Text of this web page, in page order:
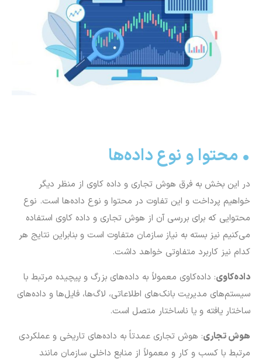
• محتوا و نوع داده‌ها
در این بخش به فرق هوش تجاری و داده کاوی از منظر دیگر
خواهیم پرداخت و این تفاوت در محتوا و نوع داده‌ها است. نوع
محتوایی که برای بررسی آن از هوش تجاری و داده کاوی استفاده
می‌کنیم نیز بسته به نیاز سازمان متفاوت است و بنابراین نتایج هر
کدام نیز کاربرد متفاوتی خواهد داشت.
داده‌کاوی: داده‌کاوی معمولاً به داده‌های بزرگ و پیچیده مرتبط با
سیستم‌های مدیریت بانک‌های اطلاعاتی، لاگ‌ها، فایل‌ها و داده‌های
ساختار یافته و یا نا‌ساختار متصل است.
هوش تجاری: هوش تجاری عمدتاً به داده‌های تاریخی و عملکردی
مرتبط با کسب و کار و معمولاً از منابع داخلی سازمان مانند